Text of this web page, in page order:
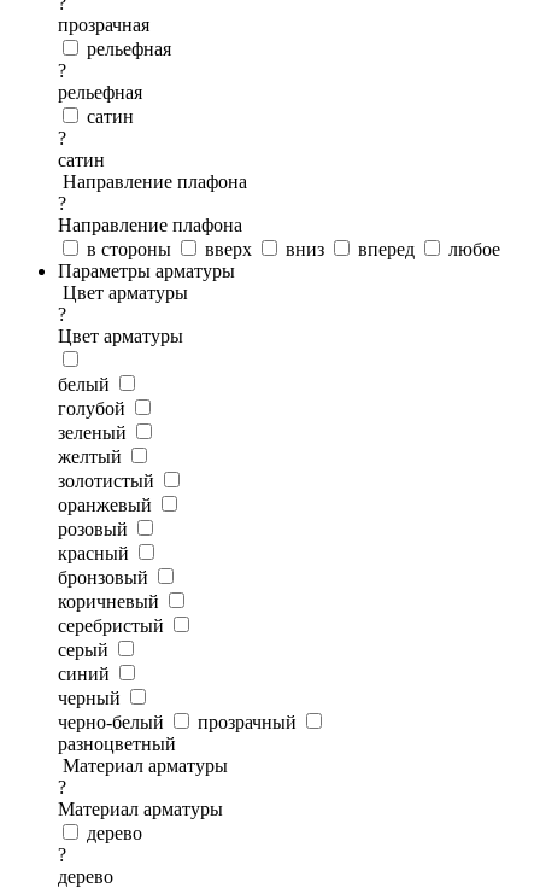
прозрачная
рельефная
?
рельефная
сатин
?
сатин
Направление плафона
?
Направление плафона
в стороны
вверх вниз вперед
любое
Параметры арматуры
Цвет арматуры
?
Цвет арматуры
белый
голубой
зеленый
желтый
золотистый
оранжевый
розовый
красный
бронзовый
коричневый
серебристый
серый
синий
черный
черно-белый
прозрачный
разноцветный
Материал арматуры
?
Материал арматуры
дерево
?
дерево